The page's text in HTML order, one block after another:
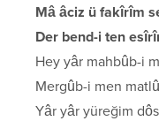
Mâ âciz ü fakîrîm
Der bend-i ten
Hey yâr mahbûb-i
Mergûb-i men
Yâr yâr yüreğim